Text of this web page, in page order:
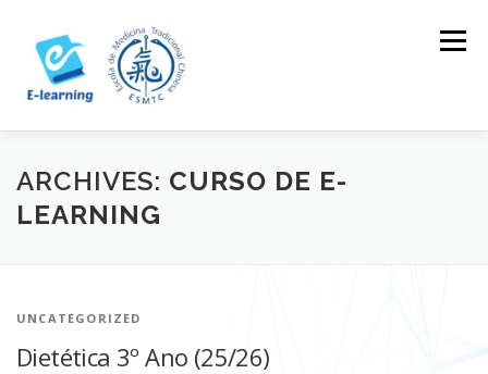
content
Menu
ARCHIVES: CURSO DE E-
LEARNING
UNCATEGORIZED
Dietética 3º Ano (25/26)